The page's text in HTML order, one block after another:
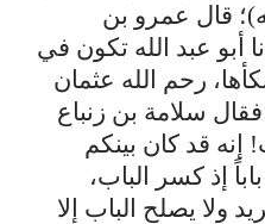
قال عمرو بن
أبو عبد الله تكون في
رحم الله عثمان
سلامة بن زنباع
إنه قد كان بينكم
إذ كسر الباب،
ولا يصلح الباب إلا